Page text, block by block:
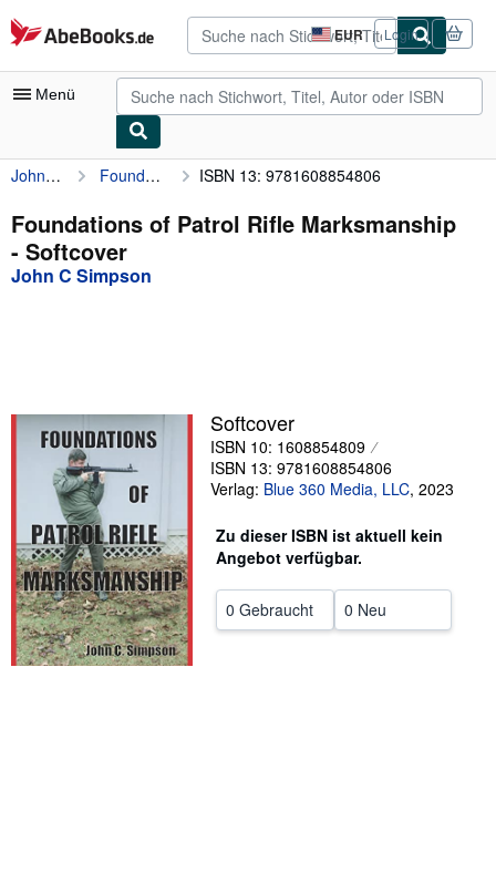
Zum Hauptinhalt
AbeBooks.de EUR
Seite
der
Einkaufseinstellungen.
Login
Menü
Nutzerkonto
Meine Bestellungen
Detailsuche
Verkäufer
Verkäufer werden
SCHLIESSEN
John C Simpson Foundations of Patrol Rifle Marksmanship ISBN 13: 9781608854806
Foundations of Patrol Rifle Marksmanship
- Softcover
John C Simpson
Softcover
ISBN 10: 1608854809
ISBN 13: 9781608854806
Verlag: Blue 360 Media, LLC, 2023
Zu dieser ISBN ist aktuell kein
Angebot verfügbar.
0 Gebraucht 0 Neu